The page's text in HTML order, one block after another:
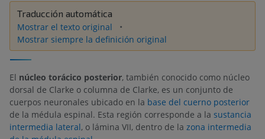
Traducción automática
Mostrar el texto original
Mostrar siempre la definición original
El núcleo torácico posterior, también conocido como núcleo
dorsal de Clarke o columna de Clarke, es un conjunto de
cuerpos neuronales ubicado en la base del cuerno posterior
de la médula espinal. Esta región corresponde a la sustancia
intermedia lateral, o lámina VII, dentro de la zona intermedia